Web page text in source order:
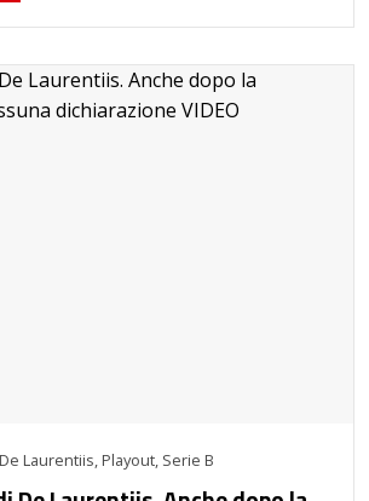
De Laurentiis, Playout, Serie B